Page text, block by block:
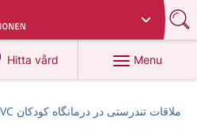
Hitta vård
at 1177.se
Menu
ملاقات تندرستی در درمانگاه کودکان BVC